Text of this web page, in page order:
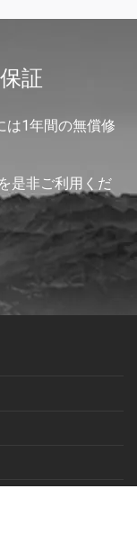
証
は1年間の無償修
是非ご利用くだ